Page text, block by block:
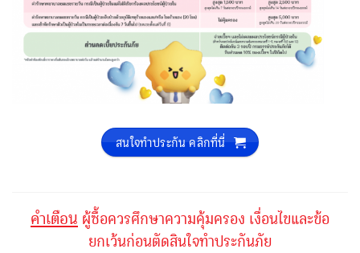
สนใจทำประกัน คลิกที่นี่
คำเตือน ผู้ซื้อควรศึกษาความคุ้มครอง เงื่อนไขและข้อ
ยกเว้นก่อนตัดสินใจทำประกันภัย